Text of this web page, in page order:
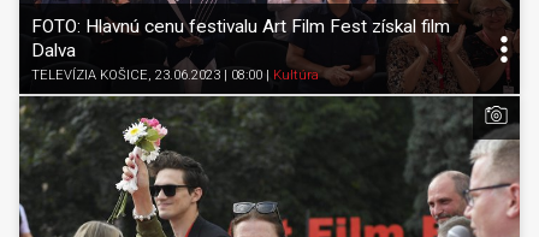
FOTO: Hlavnú cenu festivalu Art Film Fest získal film
Dalva
TELEVÍZIA KOŠICE, 23.06.2023 | 08:00 Kultúra